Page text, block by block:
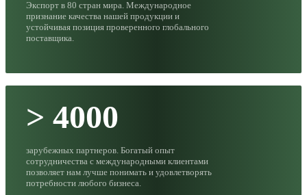
Экспорт в 80 стран мира. Международное
признание качества нашей продукции и
устойчивая позиция проверенного глобального
поставщика.
> 4000
зарубежных партнеров. Богатый опыт
сотрудничества с международными клиентами
позволяет нам лучше понимать и удовлетворять
потребности любого бизнеса.